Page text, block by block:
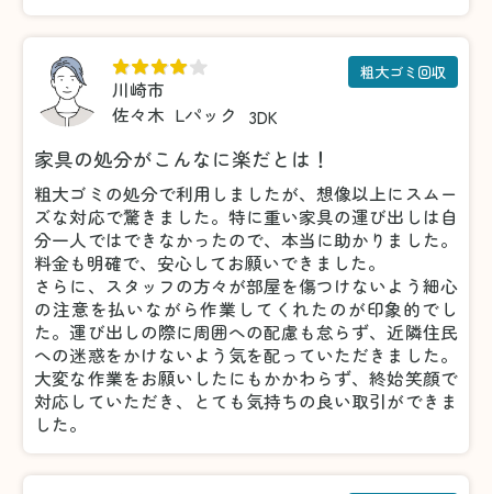
川崎市
佐々木 Lパック 3DK
粗大ゴミ回収
家具の処分がこんなに楽だとは！
粗大ゴミの処分で利用しましたが、想像以上にスムー
ズな対応で驚きました。特に重い家具の運び出しは自
分一人ではできなかったので、本当に助かりました。
料金も明確で、安心してお願いできました。
さらに、スタッフの方々が部屋を傷つけないよう細心
の注意を払いながら作業してくれたのが印象的でし
た。運び出しの際に周囲への配慮も怠らず、近隣住民
への迷惑をかけないよう気を配っていただきました。
大変な作業をお願いしたにもかかわらず、終始笑顔で
対応していただき、とても気持ちの良い取引ができま
した。